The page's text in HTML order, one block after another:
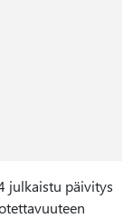
julkaistu päivitys